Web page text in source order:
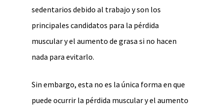
sedentarios debido al trabajo y son los
principales candidatos para la pérdida
muscular y el aumento de grasa si no hacen
nada para evitarlo.
Sin embargo, esta no es la única forma en que
puede ocurrir la pérdida muscular y el aumento